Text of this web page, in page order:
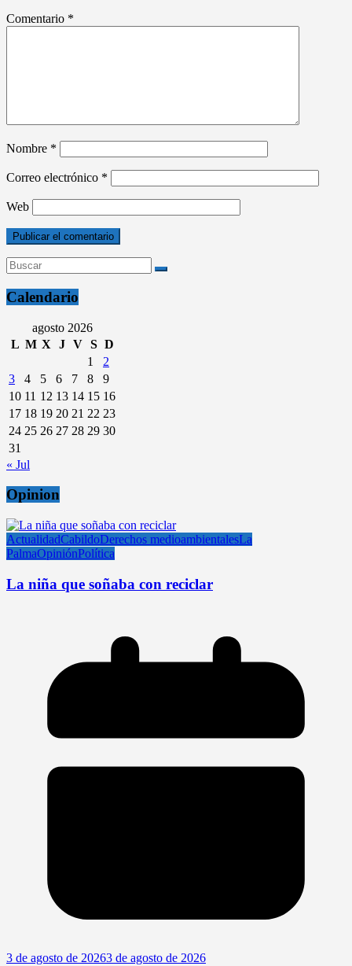
Comentario *
Nombre *
Correo electrónico *
Web
Calendario
agosto 2026
L M X J V S D
1
2
3
4 5 6 7 8
9
10 11 12 13 14 15 16
17 18 19 20 21 22 23
24 25 26 27 28 29 30
31
« Jul
Opinion
ActualidadCabildoDerechos medioambientalesLa
PalmaOpiniónPolítica
La niña que soñaba con reciclar
3 de agosto de 20263 de agosto de 2026